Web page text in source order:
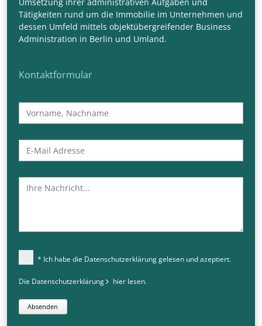
Tätigkeiten rund um die Immobilie im Unternehmen und
dessen Umfeld mittels objektübergreifender Business
Administration in Berlin und Umland.
Kontaktformular
* Ich habe die Datenschutzerklärung gelesen und azeptiert.
Die Datenschutzerklärung hier lesen.
Absenden